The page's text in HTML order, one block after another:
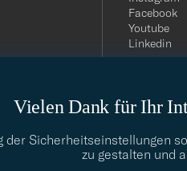
Vielen Dank für Ihr
Sicherheitseinstellungen
zu gestalten und
Facebook
Youtube
Linkedin